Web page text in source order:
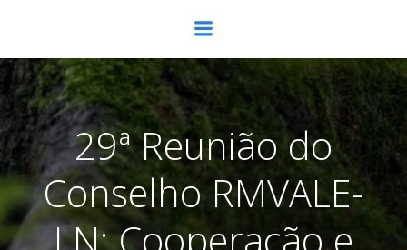
para
o
conteúdo
29ª Reunião do
Conselho RMVALE-